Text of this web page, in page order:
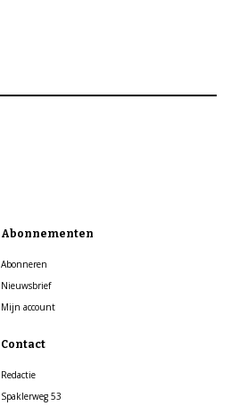
Abonnementen
Abonneren
Nieuwsbrief
Mijn account
Contact
Redactie
Spaklerweg 53